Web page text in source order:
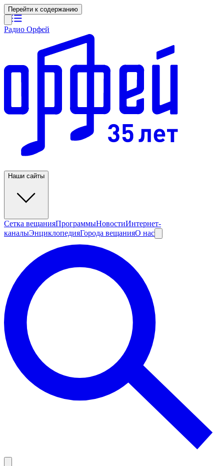
Перейти к содержанию
Радио Орфей
Наши сайты
Сетка вещанияПрограммыНовостиИнтернет-
каналыЭнциклопедияГорода вещанияО нас